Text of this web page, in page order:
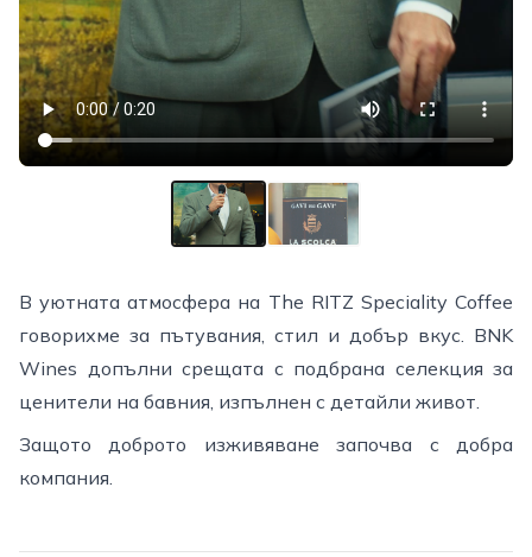
В уютната атмосфера на The RITZ Speciality Coffee
говорихме за пътувания, стил и добър вкус. BNK
Wines допълни срещата с подбрана селекция за
ценители на бавния, изпълнен с детайли живот.
Защото доброто изживяване започва с добра
компания.